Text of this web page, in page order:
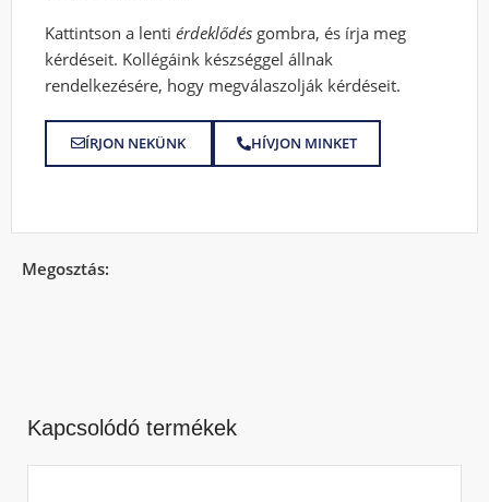
Kattintson a lentiérdeklődés gombra, és írja meg
kérdéseit. Kollégáink készséggel állnak
rendelkezésére, hogy megválaszolják kérdéseit.
ÍRJON NEKÜNK HÍVJON MINKET
Megosztás:
Kapcsolódó termékek